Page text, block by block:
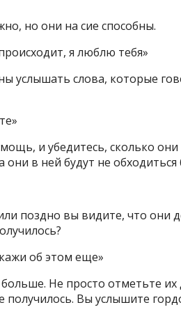
но они на сие способны.
я люблю тебя»
услышать слова, которые
и убедитесь, сколько
они в ней будут не обходиться
поздно вы видите, что они
об этом еще»
Не просто отметьте их
получилось. Вы услышите